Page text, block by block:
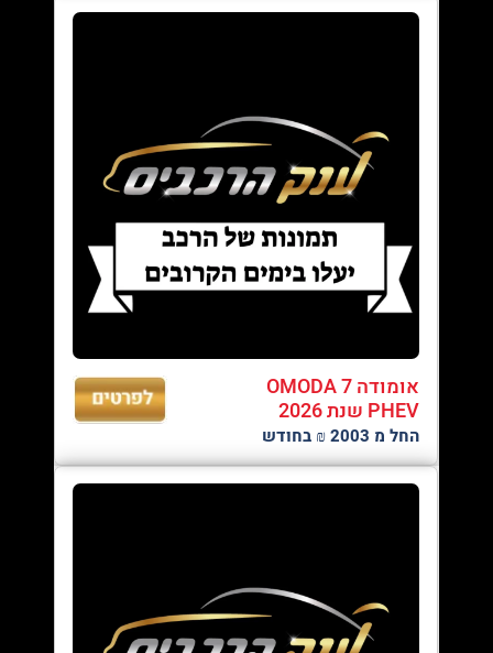
אומודה OMODA 7
PHEV שנת 2026
החל מ 2003 ₪ בחודש